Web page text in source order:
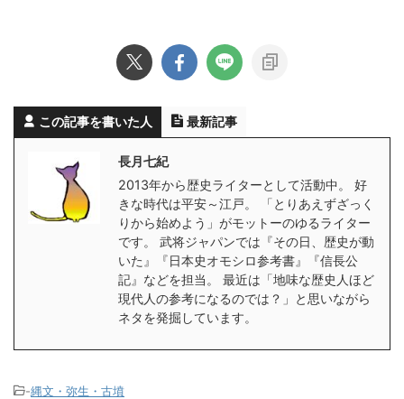
この記事を書いた人 最新記事
長月七紀
2013年から歴史ライターとして活動中。 好
きな時代は平安～江戸。 「とりあえずざっく
りから始めよう」がモットーのゆるライター
です。 武将ジャパンでは『その日、歴史が動
いた』『日本史オモシロ参考書』『信長公
記』などを担当。 最近は「地味な歴史人ほど
現代人の参考になるのでは？」と思いながら
ネタを発掘しています。
-縄文・弥生・古墳